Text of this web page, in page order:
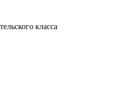
класса